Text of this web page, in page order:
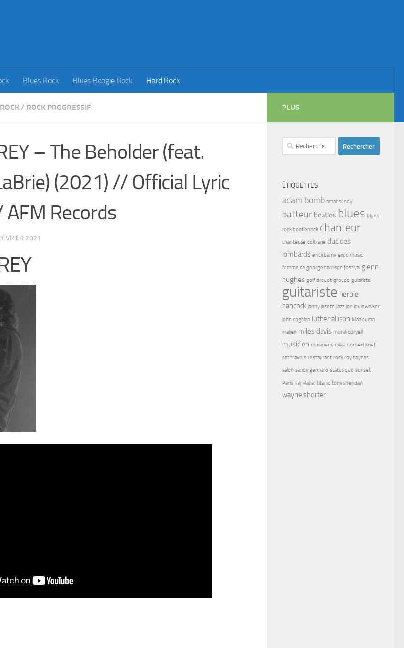
Blues Rock Blues Boogie Rock Hard Rock
/ ROCK PROGRESSIF
– The Beholder (feat.
(2021) // Official Lyric
Records
2021
PLUS
Rechercher :
ÉTIQUETTES
adam bomb amar sundy
batteur beatles blues blues
rock bootleneck chanteur
chanteuse coltrane duc des
lombards erick bamy expo music
femme de george harrison festival glenn
hughes golf drouot groupe guiariste
guitariste herbie
hancock janny loseth jazz joe louis walker
john coghlan luther allison Maalouma
malien miles davis murali coryell
musicien musiciens nilaja norbert krief
pat travers restaurant rock roy haynes
salon sandy gennaro status quo sunset
Paris Taj Mahal titanic tony sheridan
wayne shorter